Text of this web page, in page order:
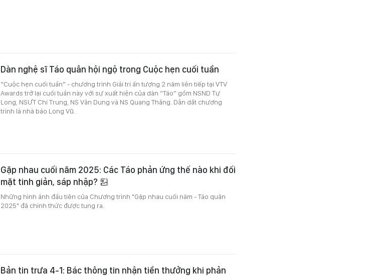
Dàn nghệ sĩ Táo quân hội ngộ trong Cuộc hẹn cuối tuần
“Cuộc hẹn cuối tuần” - chương trình Giải trí ấn tượng 2 năm liên tiếp tại VTV
Awards trở lại cuối tuần này với sự xuất hiện của dàn “Táo” gồm NSND Tự
Long, NSƯT Chí Trung, NS Vân Dung và NS Quang Thắng. Dẫn dắt chương
trình là nhà báo Long Vũ.
Gặp nhau cuối năm 2025: Các Táo phản ứng thế nào khi đối
mặt tinh giản, sáp nhập?
Những hình ảnh đầu tiên của Chương trình "Gặp nhau cuối năm - Táo quân
2025" đã chính thức được tung ra.
Bản tin trưa 4-1: Bác thông tin nhận tiền thưởng khi phản